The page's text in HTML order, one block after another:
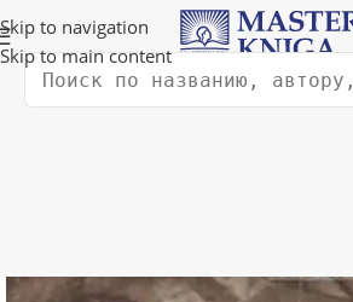
Skip to navigation
Skip to main content
Доставка в любую